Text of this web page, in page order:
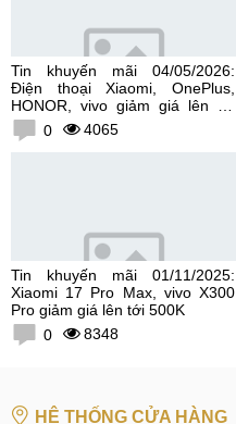
Tin khuyến mãi 04/05/2026:
Điện thoại Xiaomi, OnePlus,
HONOR, vivo giảm giá lên tới
300K0 4065
Tin khuyến mãi 01/11/2025:
Xiaomi 17 Pro Max, vivo X300
Pro giảm giá lên tới 500K
0
8348
HỆ THỐNG CỬA HÀNG